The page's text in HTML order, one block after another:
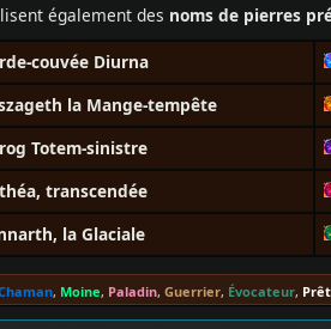
également des noms de pierres
couvée Diurna
la Mange-tempête
Totem-sinistre
transcendée
la Glaciale
, Moine, Paladin, Guerrier, Évocateur,